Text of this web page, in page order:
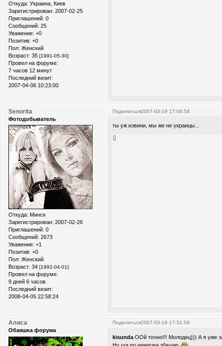
Откуда: Украина, Киев
Зарегистрирован: 2007-02-25
Приглашений: 0
Сообщений: 25
Уважение: +0
Позитив: +0
Пол: Женский
Возраст: 35 [1991-05-30]
Провел на форуме:
7 часов 12 минут
Последний визит:
2007-04-06 10:23:00
Поделиться2007-03-19 17:06:54
Senorita
Фотодобыватель
Откуда: Минск
Зарегистрирован: 2007-02-26
Приглашений: 0
Сообщений: 2673
Уважение: +1
Позитив: +0
Пол: Женский
Возраст: 34 [1992-04-01]
Провел на форуме:
9 дней 6 часов
Последний визит:
2008-04-05 22:58:24
ты уж извини, мы же не украицы...
0
Поделиться2007-03-19 17:31:59
Алиса
Обаяшка форума
kisundaООй точно!!! Молодец))) А я уже